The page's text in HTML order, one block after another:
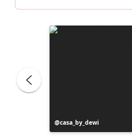
Postare
publicată
casa_by_dewi